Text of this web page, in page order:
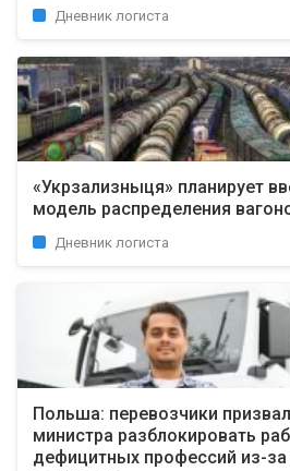
Дневник логиста
«Укрзализныця» планирует
модель распределения
Дневник логиста
Польша: перевозчики
министра разблокировать
дефицитных профессий из-за